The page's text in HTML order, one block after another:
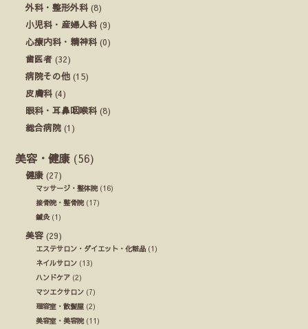
外科・整形外科 (8)
小児科・産婦人科 (9)
心療内科・精神科 (0)
歯医者 (32)
病院その他 (15)
皮膚科 (4)
眼科・耳鼻咽喉科 (8)
総合病院 (1)
美容・健康 (56)
健康 (27)
マッサージ・整体院(16)
接骨院・整骨院(17)
鍼灸(1)
美容 (29)
エステサロン・ダイエット・化粧品 (1)
ネイルサロン (13)
ハンドケア (2)
マツエクサロン (7)
理容室・散髪屋 (2)
美容室・美容院(11)